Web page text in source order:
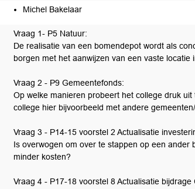
Michel Bakelaar
Vraag 1- P5 Natuur:
De realisatie van een bomendepot wordt als
borgen met het aanwijzen van een vaste locatie
Vraag 2 - P9 Gemeentefonds:
Op welke manieren probeert het college druk
college hier bijvoorbeeld met andere
Vraag 3 - P14-15 voorstel 2 Actualisatie
Is overwogen om over te stappen op een
minder kosten?
Vraag 4 - P17-18 voorstel 8 Actualisatie bijdrage